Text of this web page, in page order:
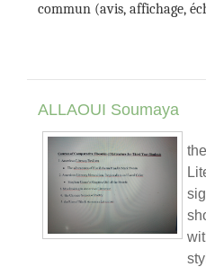
commun (avis, affichage,
ALLAOUI Soumaya